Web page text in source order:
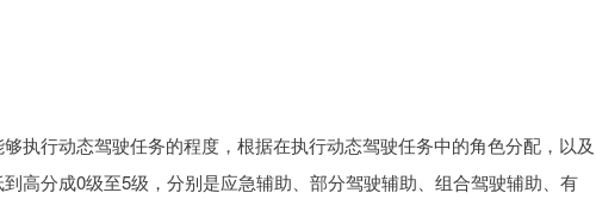
行动态驾驶任务的程度，根据在执行动态驾驶任务中的角色分配，以及
高分成0级至5级，分别是应急辅助、部分驾驶辅助、组合驾驶辅助、有